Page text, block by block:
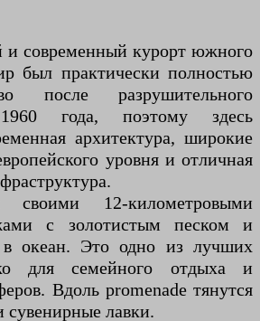
и современный курорт южного
был практически полностью
после разрушительного
1960 года, поэтому здесь
архитектура, широкие
уровня и отличная
своими 12-километровыми
с золотистым песком и
океан. Это одно из лучших
для семейного отдыха и
Вдоль promenade тянутся
сувенирные лавки.